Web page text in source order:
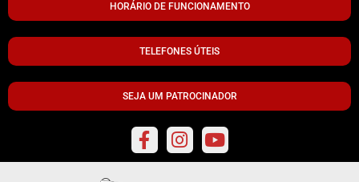
HORÁRIO DE FUNCIONAMENTO
TELEFONES ÚTEIS
SEJA UM PATROCINADOR